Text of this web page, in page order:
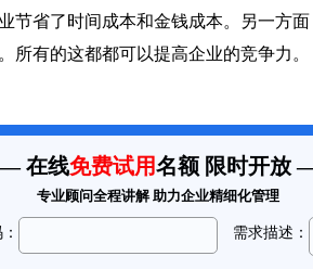
节省了时间成本和金钱成本。另一方
所有的这都都可以提高企业的竞争力。